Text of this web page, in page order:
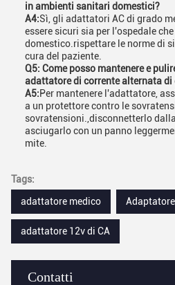
Contatti
in ambienti sanitari domestici?
A4:Sì, gli adattatori AC di grado
essere sicuri sia per l'ospedale
domestico.rispettare le norme di
cura del paziente.
Q5: Come posso mantenere e
adattatore di corrente alternata di
A5:Per mantenere l'adattatore,
a un protettore contro le
sovratensioni.,disconnetterlo
asciugarlo con un panno
mite.
Tags:
adattatore medico
adattatore 12v di CA